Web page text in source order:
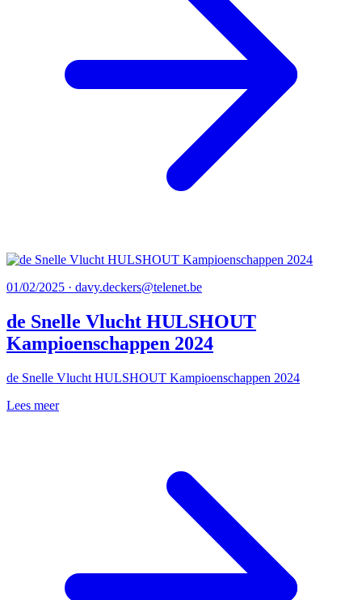
01/02/2025 · davy.deckers@telenet.be
de Snelle Vlucht HULSHOUT
Kampioenschappen 2024
de Snelle Vlucht HULSHOUT Kampioenschappen 2024
Lees meer